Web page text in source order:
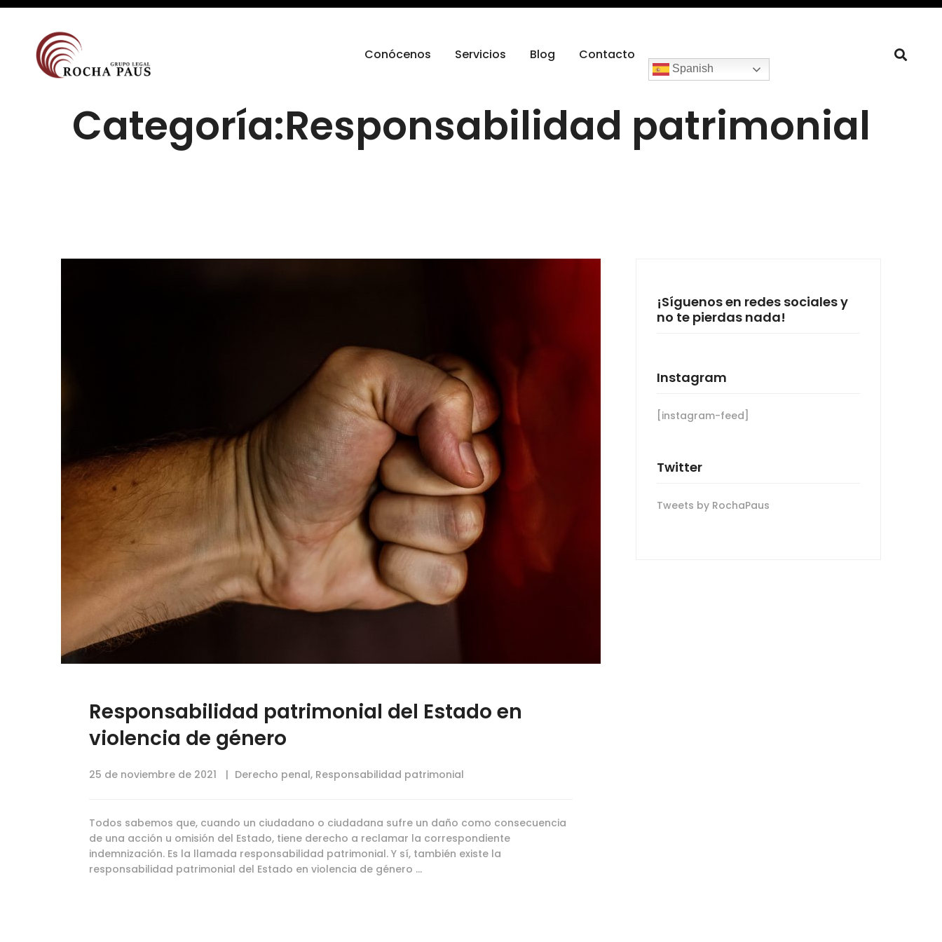
Conócenos Servicios Blog Contacto
Spanish
Categoría:Responsabilidad patrimonial
Responsabilidad patrimonial del Estado en
violencia de género
25 de noviembre de 2021 Derecho penal, Responsabilidad patrimonial
Todos sabemos que, cuando un ciudadano o ciudadana sufre un daño como consecuencia
de una acción u omisión del Estado, tiene derecho a reclamar la correspondiente
indemnización. Es la llamada responsabilidad patrimonial. Y sí, también existe la
responsabilidad patrimonial del Estado en violencia de género …
¡Síguenos en redes sociales y
no te pierdas nada!
Instagram
[instagram-feed]
Twitter
Tweets by RochaPaus